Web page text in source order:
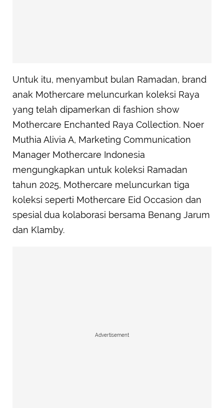
Untuk itu, menyambut bulan Ramadan, brand
anak Mothercare meluncurkan koleksi Raya
yang telah dipamerkan di fashion show
Mothercare Enchanted Raya Collection. Noer
Muthia Alivia A, Marketing Communication
Manager Mothercare Indonesia
mengungkapkan untuk koleksi Ramadan
tahun 2025, Mothercare meluncurkan tiga
koleksi seperti Mothercare Eid Occasion dan
spesial dua kolaborasi bersama Benang Jarum
dan Klamby.
Advertisement